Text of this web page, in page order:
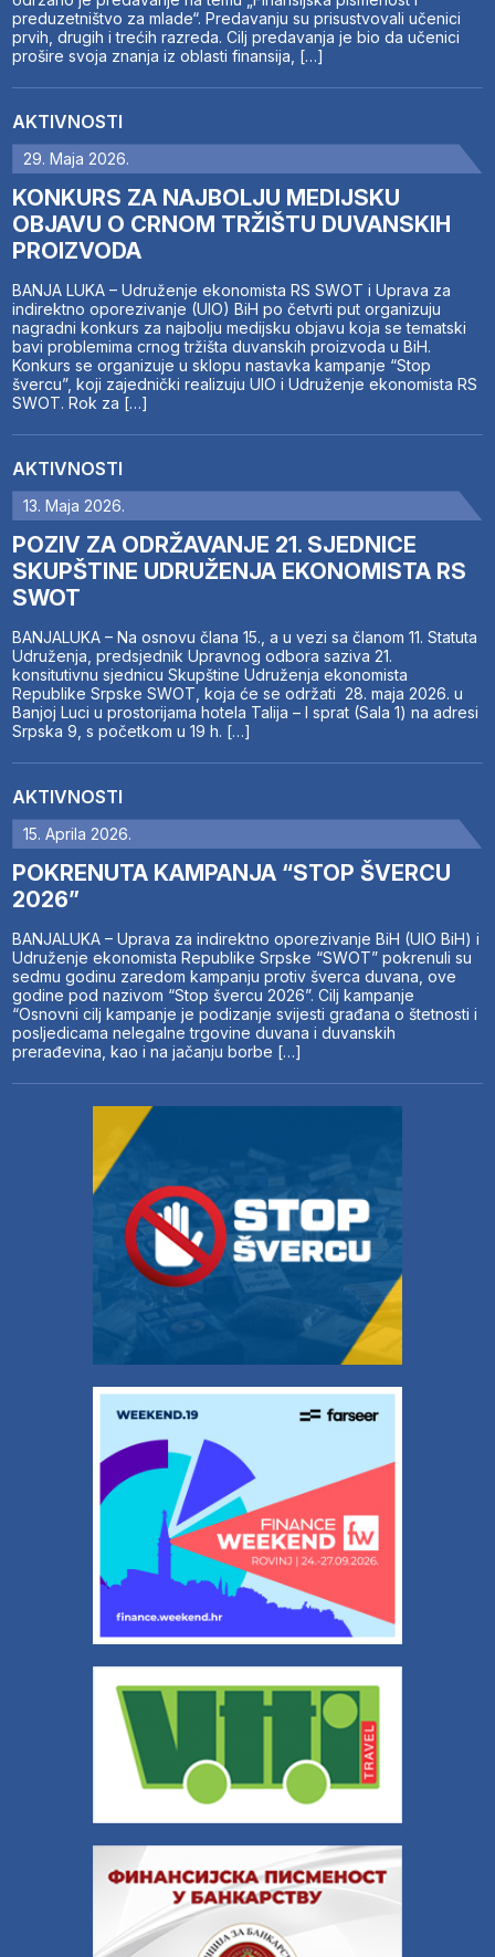
preduzetništvo za mlade“. Predavanju su prisustvovali učenici
prvih, drugih i trećih razreda. Cilj predavanja je bio da učenici
prošire svoja znanja iz oblasti finansija, […]
AKTIVNOSTI
29. Maja 2026.
KONKURS ZA NAJBOLJU MEDIJSKU
OBJAVU O CRNOM TRŽIŠTU DUVANSKIH
PROIZVODA
BANJA LUKA – Udruženje ekonomista RS SWOT i Uprava za
indirektno oporezivanje (UIO) BiH po četvrti put organizuju
nagradni konkurs za najbolju medijsku objavu koja se tematski
bavi problemima crnog tržišta duvanskih proizvoda u BiH.
Konkurs se organizuje u sklopu nastavka kampanje “Stop
švercu”, koji zajednički realizuju UIO i Udruženje ekonomista RS
SWOT. Rok za […]
AKTIVNOSTI
13. Maja 2026.
POZIV ZA ODRŽAVANJE 21. SJEDNICE
SKUPŠTINE UDRUŽENJA EKONOMISTA RS
SWOT
BANJALUKA – Na osnovu člana 15., a u vezi sa članom 11. Statuta
Udruženja, predsjednik Upravnog odbora saziva 21.
konsitutivnu sjednicu Skupštine Udruženja ekonomista
Republike Srpske SWOT, koja će se održati 28. maja 2026. u
Banjoj Luci u prostorijama hotela Talija – I sprat (Sala 1) na adresi
Srpska 9, s početkom u 19 h. […]
AKTIVNOSTI
15. Aprila 2026.
POKRENUTA KAMPANJA “STOP ŠVERCU
2026”
BANJALUKA – Uprava za indirektno oporezivanje BiH (UIO BiH) i
Udruženje ekonomista Republike Srpske “SWOT” pokrenuli su
sedmu godinu zaredom kampanju protiv šverca duvana, ove
godine pod nazivom “Stop švercu 2026”. Cilj kampanje
“Osnovni cilj kampanje je podizanje svijesti građana o štetnosti i
posljedicama nelegalne trgovine duvana i duvanskih
prerađevina, kao i na jačanju borbe […]